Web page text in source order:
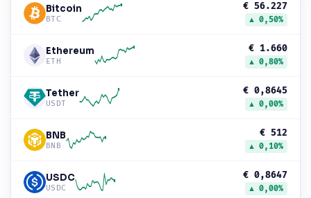
Bitcoin
BTC
€ 56.227
▲ 0,50%
Ethereum
ETH
€ 1.660
▲ 0,80%
Tether
USDT
€ 0,8645
▲ 0,00%
BNB
BNB
€ 512
▲ 0,10%
USDC
USDC
€ 0,8647
▲ 0,00%